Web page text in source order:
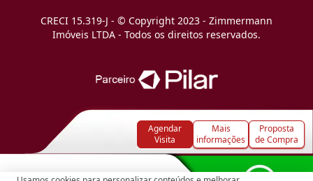
Agendar
Visita
Mais
informações
Proposta
de Compra
CRECI 15.319-J - © Copyright 2023 - Zimmermann
Imóveis LTDA - Todos os direitos reservados.